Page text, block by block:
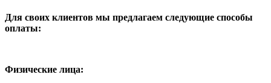
Для своих клиентов мы предлагаем следующие способы
оплаты:
Физические лица: